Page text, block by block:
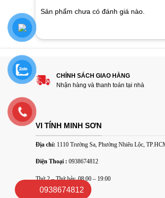
customer
ratings
Sản phẩm chưa có đánh giá nào.
Hãy là người đánh giá đầu
Đánh giá của bạn
CHÍNH SÁCH GIAO HÀNG
Nhận hàng và thanh toán tại nhà
VI TÍNH MINH SƠN
Địa chỉ: 1110 Trường Sa, Phường Nhiêu Lộc,
Điện Thoại : 0938674812
Thứ 2 – Thứ bảy, 08:00 – 19:00
0938674812